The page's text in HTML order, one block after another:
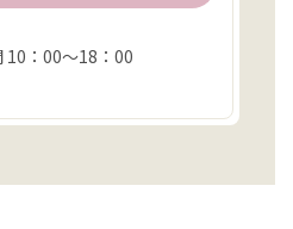
：00〜18：00